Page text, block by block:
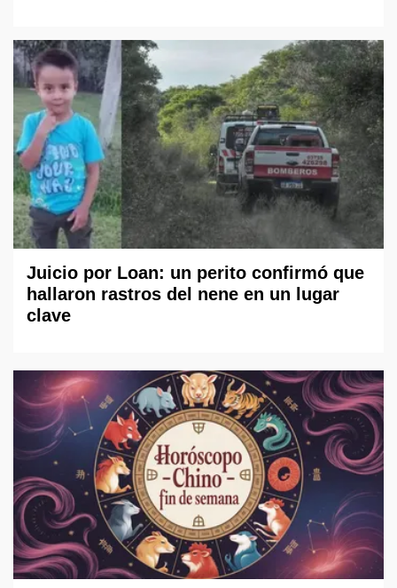
Juicio por Loan: un perito confirmó que
hallaron rastros del nene en un lugar
clave